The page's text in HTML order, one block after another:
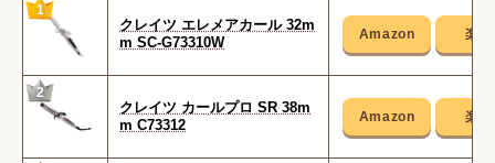
1
クレイツ エレメアカール 32m
m SC-G73310W
2
クレイツ カールプロ SR 38m
m C73312